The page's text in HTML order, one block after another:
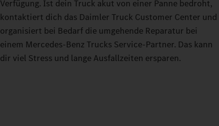
Verfügung. Ist dein Truck akut von einer Panne bedroht,
kontaktiert dich das Daimler Truck Customer Center und
organisiert bei Bedarf die umgehende Reparatur bei
einem Mercedes‑Benz Trucks Service‑Partner. Das kann
dir viel Stress und lange Ausfallzeiten ersparen.